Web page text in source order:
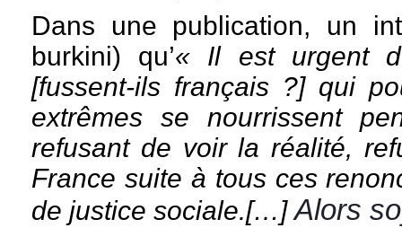
Dans une publication, un
burkini) qu’« Il est urgent
[fussent-ils français ?] qui
extrêmes se nourrissent
refusant de voir la réalité,
France suite à tous ces
de justice sociale.[…]Alors